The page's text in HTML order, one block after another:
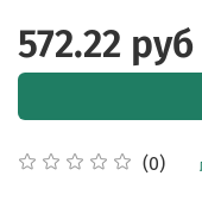
(0)
572.22 руб